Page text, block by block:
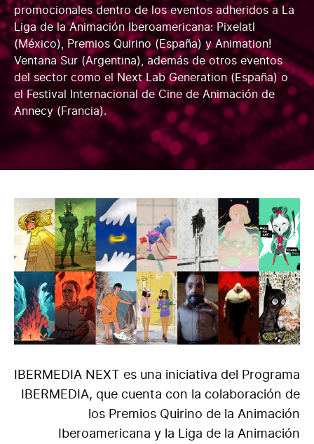
promocionales dentro de los eventos adheridos a La
Liga de la Animación Iberoamericana:Pixelatl
(México), Premios Quirino (España) y Animation!
Ventana Sur (Argentina), además de otros eventos
del sector como el Next Lab Generation (España) o
el Festival Internacional de Cine de Animación de
Annecy (Francia).
IBERMEDIA NEXT es una iniciativa del Programa
IBERMEDIA, que cuenta con la colaboración de
los Premios Quirino de la Animación
Iberoamericana y la Liga de la Animación